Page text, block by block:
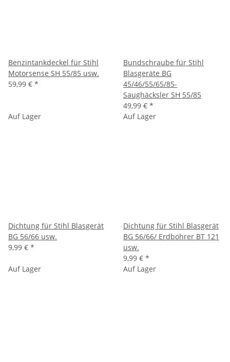
Benzintankdeckel für Stihl
Motorsense SH 55/85 usw.
59,99 € *
Bundschraube für Stihl
Blasgeräte BG
45/46/55/65/85-
Saughäcksler SH 55/85
49,99 € *
Auf Lager
Dichtung für Stihl Blasgerät
BG 56/66 usw.
9,99 € *
Auf Lager
Dichtung für Stihl Blasgerät
BG 56/66/ Erdbohrer BT 121
usw.
9,99 € *
Auf Lager
Auf Lager